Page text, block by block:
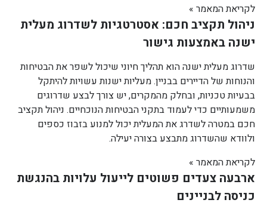
לקריאת המאמר »
ניהול תקציב חכם: אסטרטגיות לשדרוג מעלית
ישנה באמצעות גישור
שדרוג מעלית ישנה הוא תהליך חיוני שיכול לשפר את הבטיחות
והנוחות של הדיירים בבניין. מעליות ישנות עשויות להיתקל
בבעיות טכניות, ובחלק מהמקרים, יש צורך לבצע שדרוגים
משמעותיים כדי לעמוד בתקני הבטיחות הנוכחיים. ניהול תקציב
חכם במטרה לשדרג את המעלית יכול למנוע בזבוז כספים
ולוודא שהשדרוג מתבצע בצורה יעילה.
לקריאת המאמר »
ארבעה צעדים פשוטים לייעול עלויות בהנגשת
כניסה לבניינים